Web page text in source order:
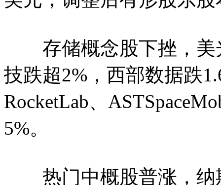
存储概念股下挫，美
技跌超2%，西部数据跌
RocketLab、
5%。
热门中概股普涨，纳